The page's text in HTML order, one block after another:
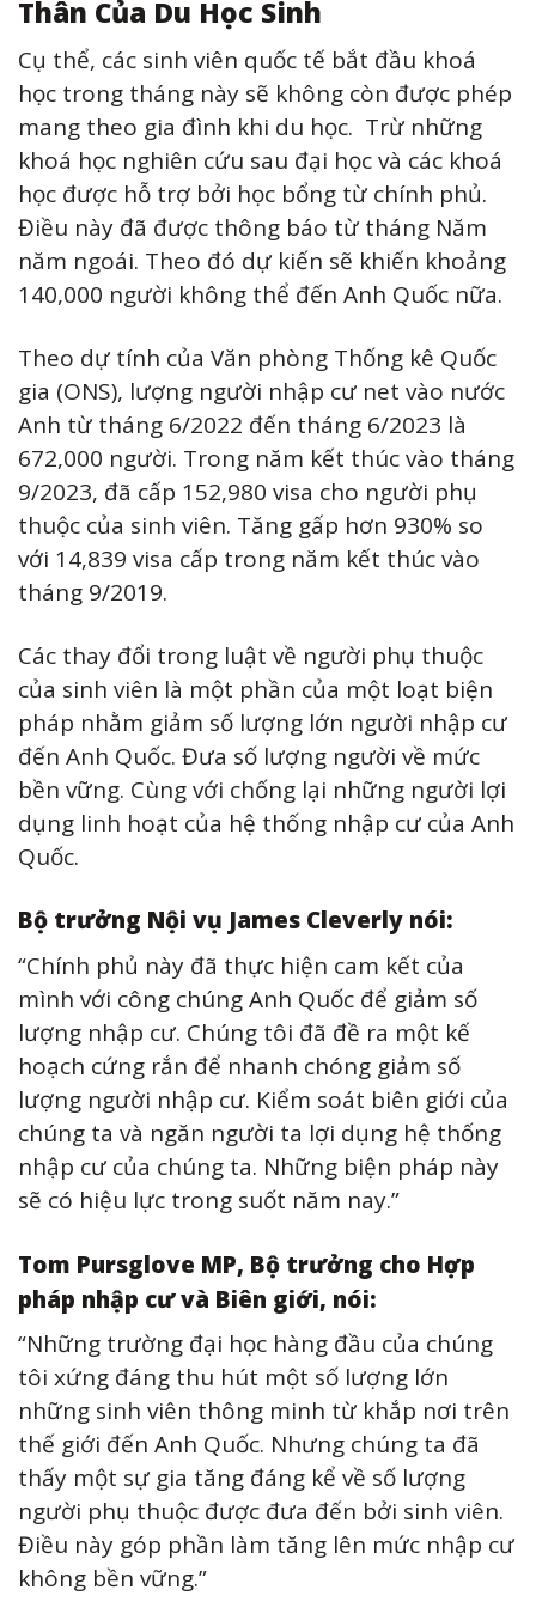
Thân Của Du Học Sinh
Cụ thể, các sinh viên quốc tế bắt đầu khoá
học trong tháng này sẽ không còn được phép
mang theo gia đình khi du học. Trừ những
khoá học nghiên cứu sau đại học và các khoá
học được hỗ trợ bởi học bổng từ chính phủ.
Điều này đã được thông báo từ tháng Năm
năm ngoái. Theo đó dự kiến sẽ khiến khoảng
140,000 người không thể đến Anh Quốc nữa.
Theo dự tính của Văn phòng Thống kê Quốc
gia (ONS), lượng người nhập cư net vào nước
Anh từ tháng 6/2022 đến tháng 6/2023 là
672,000 người. Trong năm kết thúc vào tháng
9/2023, đã cấp 152,980 visa cho người phụ
thuộc của sinh viên. Tăng gấp hơn 930% so
với 14,839 visa cấp trong năm kết thúc vào
tháng 9/2019.
Các thay đổi trong luật về người phụ thuộc
của sinh viên là một phần của một loạt biện
pháp nhằm giảm số lượng lớn người nhập cư
đến Anh Quốc. Đưa số lượng người về mức
bền vững. Cùng với chống lại những người lợi
dụng linh hoạt của hệ thống nhập cư của Anh
Quốc.
Bộ trưởng Nội vụ James Cleverly nói:
“Chính phủ này đã thực hiện cam kết của
mình với công chúng Anh Quốc để giảm số
lượng nhập cư. Chúng tôi đã đề ra một kế
hoạch cứng rắn để nhanh chóng giảm số
lượng người nhập cư. Kiểm soát biên giới của
chúng ta và ngăn người ta lợi dụng hệ thống
nhập cư của chúng ta. Những biện pháp này
sẽ có hiệu lực trong suốt năm nay.”
Tom Pursglove MP, Bộ trưởng cho Hợp
pháp nhập cư và Biên giới, nói:
“Những trường đại học hàng đầu của chúng
tôi xứng đáng thu hút một số lượng lớn
những sinh viên thông minh từ khắp nơi trên
thế giới đến Anh Quốc. Nhưng chúng ta đã
thấy một sự gia tăng đáng kể về số lượng
người phụ thuộc được đưa đến bởi sinh viên.
Điều này góp phần làm tăng lên mức nhập cư
không bền vững.”